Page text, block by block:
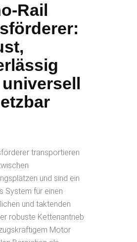
Rail
transportieren
und sind ein
System für einen
und taktenden
robuste Kettenantrieb
Motor